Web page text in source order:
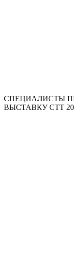
СПЕЦИАЛИСТЫ
ВЫСТАВКУ СТТ